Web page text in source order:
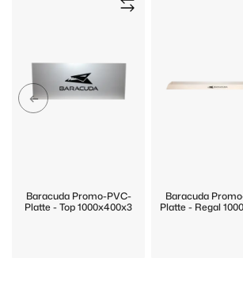
Baracuda Promo-PVC-
Platte - Top 1000x400x3
Baracuda
Platte - Regal